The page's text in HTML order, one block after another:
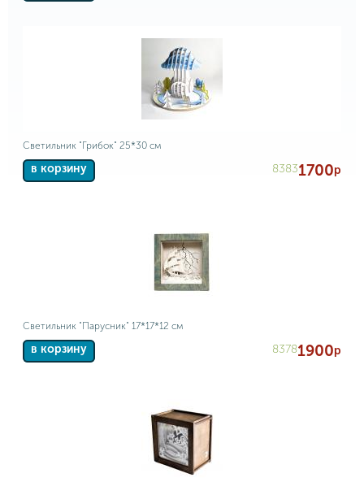
Светильник "Грибок" 25*30 см
в корзину 83831700р
Светильник "Парусник" 17*17*12 см
в корзину 83781900р